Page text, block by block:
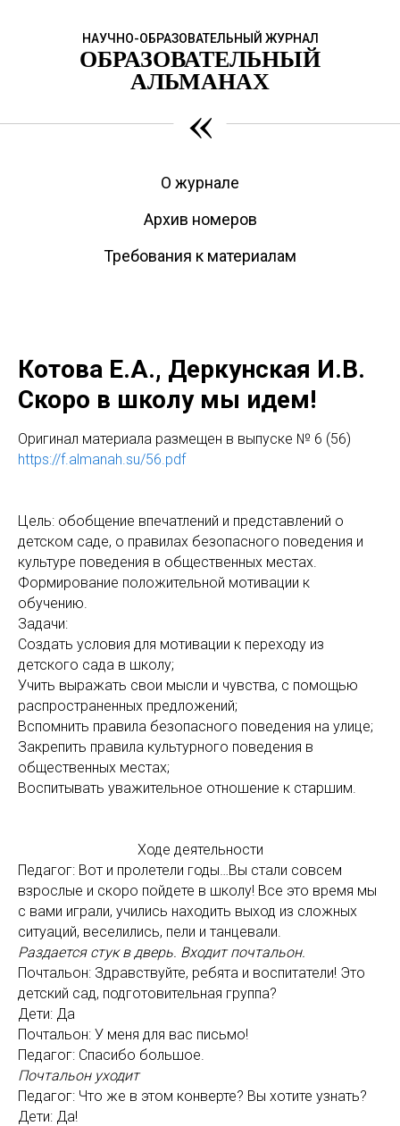
НАУЧНО-ОБРАЗОВАТЕЛЬНЫЙ ЖУРНАЛ
ОБРАЗОВАТЕЛЬНЫЙ
АЛЬМАНАХ
«
О журнале
Архив номеров
Требования к материалам
Котова Е.А., Деркунская И.В.
Скоро в школу мы идем!
Оригинaл материала размещен в выпуске № 6 (56)
https://f.almanah.su/56.pdf
Цель: обобщение впечатлений и представлений о
детском саде, о правилах безопасного поведения и
культуре поведения в общественных местах.
Формирование положительной мотивации к
обучению.
Задачи:
Создать условия для мотивации к переходу из
детского сада в школу;
Учить выражать свои мысли и чувства, с помощью
распространенных предложений;
Вспомнить правила безопасного поведения на улице;
Закрепить правила культурного поведения в
общественных местах;
Воспитывать уважительное отношение к старшим.
Ходе деятельности
Педагог: Вот и пролетели годы…Вы стали совсем
взрослые и скоро пойдете в школу! Все это время мы
с вами играли, учились находить выход из сложных
ситуаций, веселились, пели и танцевали.
Раздается стук в дверь. Входит почтальон.
Почтальон: Здравствуйте, ребята и воспитатели! Это
детский сад, подготовительная группа?
Дети: Да
Почтальон: У меня для вас письмо!
Педагог: Спасибо большое.
Почтальон уходит
Педагог: Что же в этом конверте? Вы хотите узнать?
Дети: Да!